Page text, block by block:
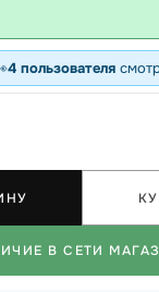
4 пользователя
В СЕТИ